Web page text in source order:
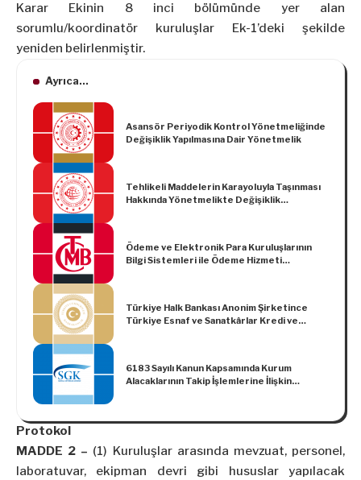
Karar Ekinin 8 inci bölümünde yer alan
sorumlu/koordinatör kuruluşlar Ek-1’deki şekilde
yeniden belirlenmiştir.
Ayrıca...
Asansör Periyodik Kontrol Yönetmeliğinde
Değişiklik Yapılmasına Dair Yönetmelik
Tehlikeli Maddelerin Karayoluyla Taşınması
Hakkında Yönetmelikte Değişiklik
Ödeme ve Elektronik Para Kuruluşlarının
Bilgi Sistemleri ile Ödeme Hizmeti
Türkiye Halk Bankası Anonim Şirketince
Türkiye Esnaf ve Sanatkârlar Kredi ve
Kooperatifleri Kefaletiyle veya Doğrudan
Esnaf ve Sanatkârlara Kredi
Değişiklik Yapılması Hakkında Karar (BKK
6183 Sayılı Kanun Kapsamında Kurum
Alacaklarının Takip İşlemlerine İlişkin
Protokol
MADDE 2 – (1) Kuruluşlar arasında mevzuat, personel,
laboratuvar, ekipman devri gibi hususlar yapılacak